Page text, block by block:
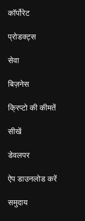
कॉर्पोरेट
प्रोडक्ट्स
सेवा
बिज़नेस
क्रिप्टो की कीमतें
सीखें
डेवलपर
ऐप डाउनलोड करें
समुदाय